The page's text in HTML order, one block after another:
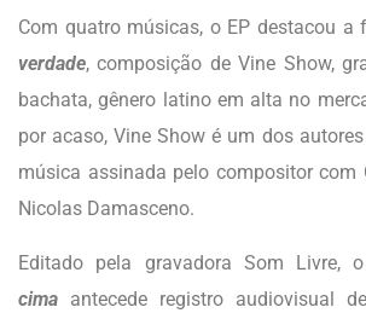
Com quatro músicas, o EP destacou a
verdade, composição de Vine Show,
bachata, gênero latino em alta no
por acaso, Vine Show é um dos
música assinada pelo compositor com
Nicolas Damasceno.
Editado pela gravadora Som Livre, o
cima antecede registro audiovisual